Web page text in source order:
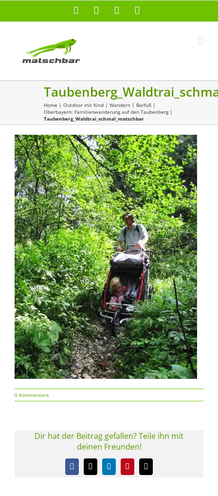
Facebook Instagram
Home | Outdoor mit Kind | Wandern | Barfuß |
Oberbayern: Familienwanderung auf den Taubenberg|
Taubenberg_Waldtrai_schmal_matschbar
0 Kommentare
Dir hat der Beitrag gefallen? Teile ihn mit
deinen Freunden!
Facebook
X LinkedInPinterest
E-
Mail